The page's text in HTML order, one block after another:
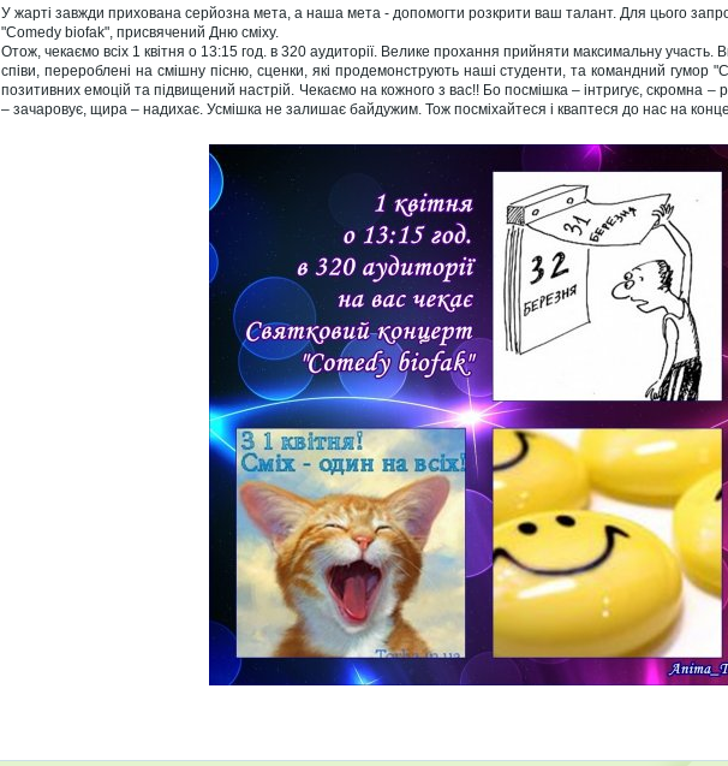
У жарті завжди прихована серйозна мета, а наша мета - допомогти розкрити ваш талант. Для цього
"Comеdy biofak", присвячений Дню сміху.
Отож, чекаємо всіх 1 квітня о 13:15 год. в 320 аудиторії. Велике прохання прийняти максимальну участь.
співи, перероблені на смішну пісню, сценки, які продемонструють наші студенти, та командний гумор
позитивних емоцій та підвищений настрій. Чекаємо на кожного з вас!! Бо посмішка – інтригує, скромна
– зачаровує, щира – надихає. Усмішка не залишає байдужим. Тож посміхайтеся і кваптеся до нас на